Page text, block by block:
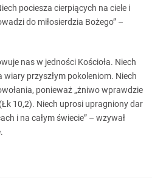
pociesza cierpiących na ciele i
do miłosierdzia Bożego” –
nas w jedności Kościoła. Niech
przyszłym pokoleniom. Niech
ponieważ „żniwo wprawdzie
10,2). Niech uprosi upragniony dar
i na całym świecie” – wzywał